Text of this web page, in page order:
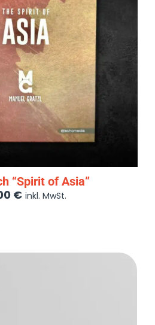
“Spirit of Asia”
€ inkl. MwSt.